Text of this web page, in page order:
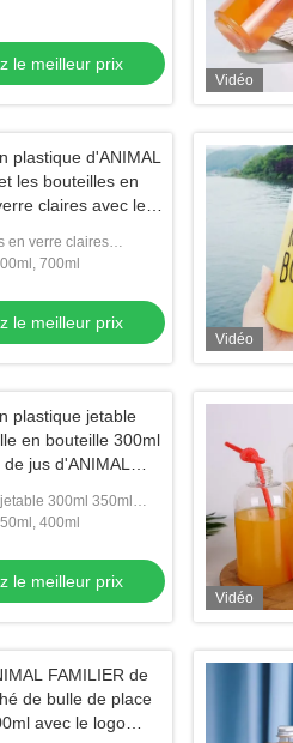
300ml pour le boba
le meilleur prix
Vidéo
plastique d'ANIMAL
les bouteilles en
claires avec le
en verre claires
avec le couvercle à
700ml
le meilleur prix
Vidéo
plastique jetable
en bouteille 300ml
jus d'ANIMAL
du client
300ml 350ml
FAMILIER avec
400ml
le meilleur prix
Vidéo
FAMILIER de
de bulle de place
avec le logo